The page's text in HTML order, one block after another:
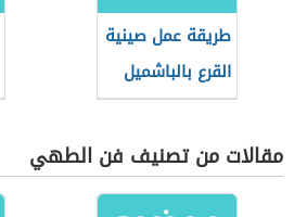
طريقة عمل صينية
القرع بالباشميل
مقالات من تصنيف فن الطهي